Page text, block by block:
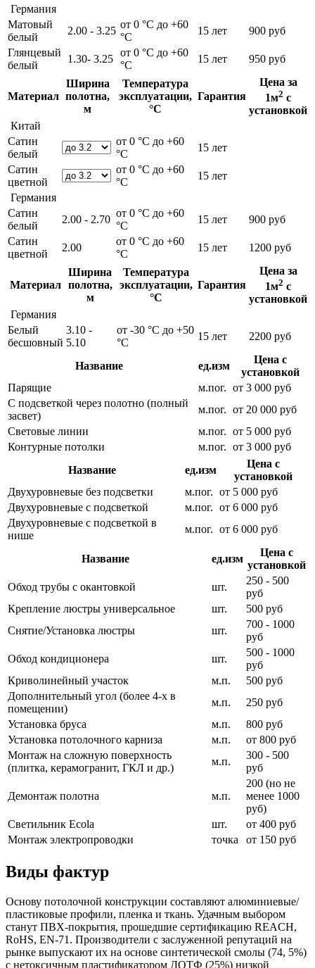
Германия
Матовый
белый
2.00 - 3.25
от 0 °С до +60
°С
15 лет
900 руб
Глянцевый
белый
1.30- 3.25
от 0 °С до +60
°С
15 лет 950 руб
Материал
Ширина
полотна,
м
Температура
эксплуатации,
°С
Гарантия
Цена за
1м2 с
установкой
Китай
Сатин
белый
от 0 °С до +60
°С
15 лет
Сатин
цветной
от 0 °С до +60
°С
15 лет
Германия
Сатин
белый
2.00 - 2.70
от 0 °С до +60
°С
15 лет
900 руб
Сатин
цветной
2.00
от 0 °С до +60
°С
15 лет 1200 руб
Материал
Ширина
полотна,
м
Температура
эксплуатации,
°С
Гарантия
Цена за
1м2 с
установкой
Германия
Белый
бесшовный
3.10 -
5.10
от -30 °С до +50
°С
15 лет 2200 руб
Название ед.изм
Цена с
установкой
Парящие
м.пог. от 3 000 руб
С подсветкой через полотно (полный
засвет)
м.пог. от 20 000 руб
Световые линии
м.пог. от 5 000 руб
Контурные потолки
м.пог. от 3 000 руб
Название
ед.изм
Цена с
установкой
Двухуровневые без подсветки
м.пог. от 5 000 руб
Двухуровневые с подсветкой
м.пог. от 6 000 руб
Двухуровневые с подсветкой в
нише
м.пог. от 6 000 руб
Название ед.изм
Цена с
установкой
Обход трубы с окантовкой
шт.
250 - 500
руб
Крепление люстры универсальное
шт.
500 руб
Снятие/Установка люстры
шт.
700 - 1000
руб
Обход кондиционера
шт.
500 - 1000
руб
Криволинейный участок
м.п.
500 руб
Дополнительный угол (более 4-х в
помещении)
м.п.
250 руб
Установка бруса
м.п.
800 руб
Установка потолочного карниза
м.п.
от 800 руб
Монтаж на сложную поверхность
(плитка, керамогранит, ГКЛ и др.)
м.п.
300 - 500
руб
Демонтаж полотна м.п.
200 (но не
менее 1000
руб)
Светильник Ecola
шт.
от 400 руб
Монтаж электропроводки
точка от 150 руб
Виды фактур
Основу потолочной конструкции составляют алюминиевые/
пластиковые профили, пленка и ткань. Удачным выбором
станут ПВХ-покрытия, прошедшие сертификацию REACH,
RoHS, EN-71. Производители с заслуженной репутаций на
рынке выпускают их на основе синтетической смолы (74, 5%)
с нетоксичным пластификатором ДОТФ (25%) низкой